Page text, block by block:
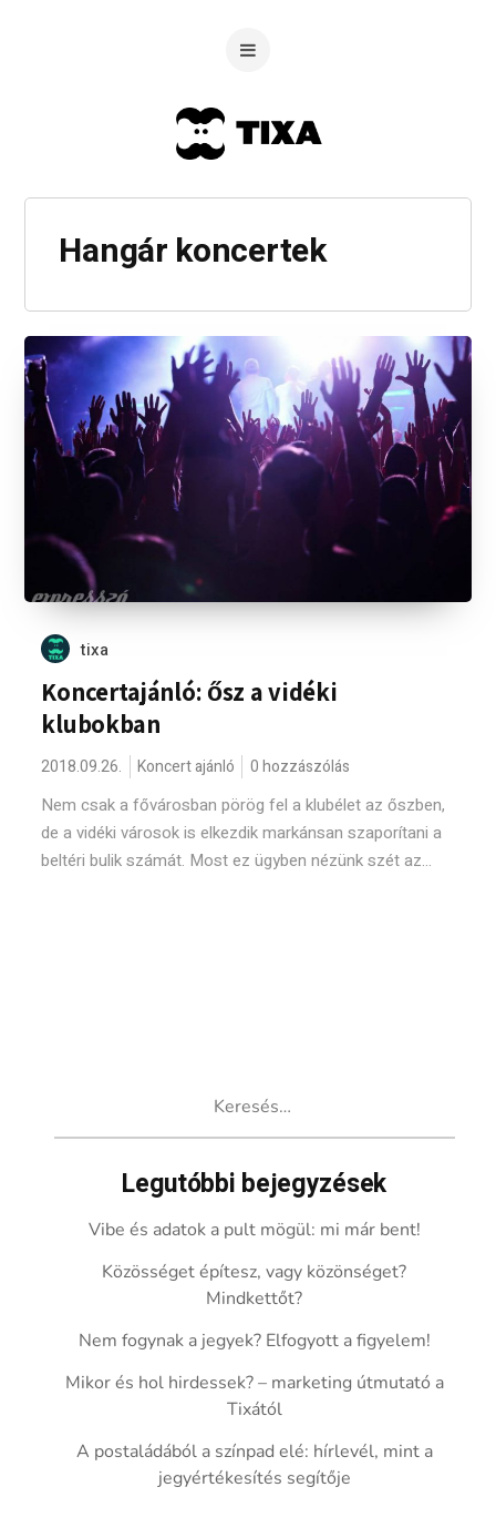
Hangár koncertek
tixa
Koncertajánló: ősz a vidéki
klubokban
2018.09.26. Koncert ajánló 0 hozzászólás
Nem csak a fővárosban pörög fel a klubélet az őszben,
de a vidéki városok is elkezdik markánsan szaporítani a
beltéri bulik számát. Most ez ügyben nézünk szét az...
Legutóbbi bejegyzések
Vibe és adatok a pult mögül: mi már bent!
Közösséget építesz, vagy közönséget?
Mindkettőt?
Nem fogynak a jegyek? Elfogyott a figyelem!
Mikor és hol hirdessek? – marketing útmutató a
Tixától
A postaládából a színpad elé: hírlevél, mint a
jegyértékesítés segítője